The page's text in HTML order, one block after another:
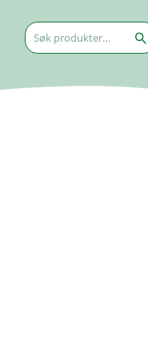
Søk
etter: